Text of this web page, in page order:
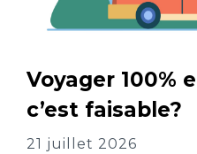
Voyager 100%
c’est faisable?
21 juillet 2026